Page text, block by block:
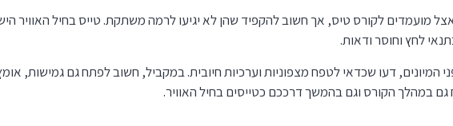
אצל מועמדים לקורס טיס, אך חשוב להקפיד שהן לא יגיעו לרמה משתקת. טייס בחיל האוויר
לחץ וחוסר ודאות.
המיונים, דעו שכדאי לטפח מצפוניות וערכיות חיובית. במקביל, חשוב לפתח גם גמישות,
במהלך הקורס וגם בהמשך דרככם כטייסים בחיל האוויר.